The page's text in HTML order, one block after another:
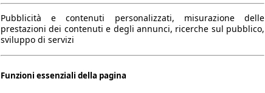
Pubblicità e contenuti personalizzati, misurazione delle
prestazioni dei contenuti e degli annunci, ricerche sul pubblico,
sviluppo di servizi
Funzioni essenziali della pagina